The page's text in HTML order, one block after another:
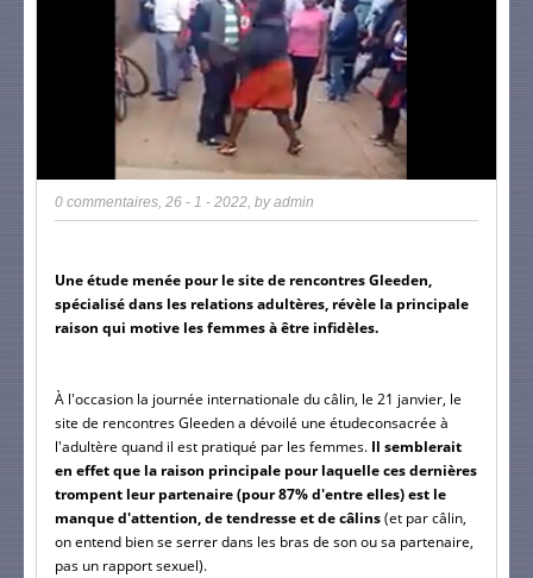
0 commentaires, 26 - 1 - 2022, byadmin
Une étude menée pour le site de rencontres Gleeden,
spécialisé dans les relations adultères, révèle la principale
raison qui motive les femmes à être infidèles.
À l'occasion la journée internationale du câlin, le 21 janvier, le
site de rencontres Gleeden a dévoilé une étudeconsacrée à
l'adultère quand il est pratiqué par les femmes. Il semblerait
en effet que la raison principale pour laquelle ces dernières
trompent leur partenaire (pour 87% d'entre elles) est le
manque d'attention, de tendresse et de câlins (et par câlin,
on entend bien se serrer dans les bras de son ou sa partenaire,
pas un rapport sexuel).